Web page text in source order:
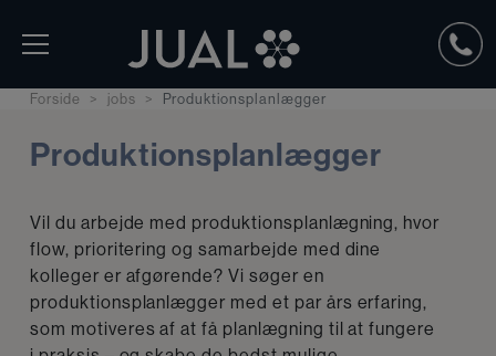
Forside jobs Produktionsplanlægger
Produktionsplanlægger
Vil du arbejde med produktionsplanlægning, hvor
flow, prioritering og samarbejde med dine
kolleger er afgørende? Vi søger en
produktionsplanlægger med et par års erfaring,
som motiveres af at få planlægning til at fungere